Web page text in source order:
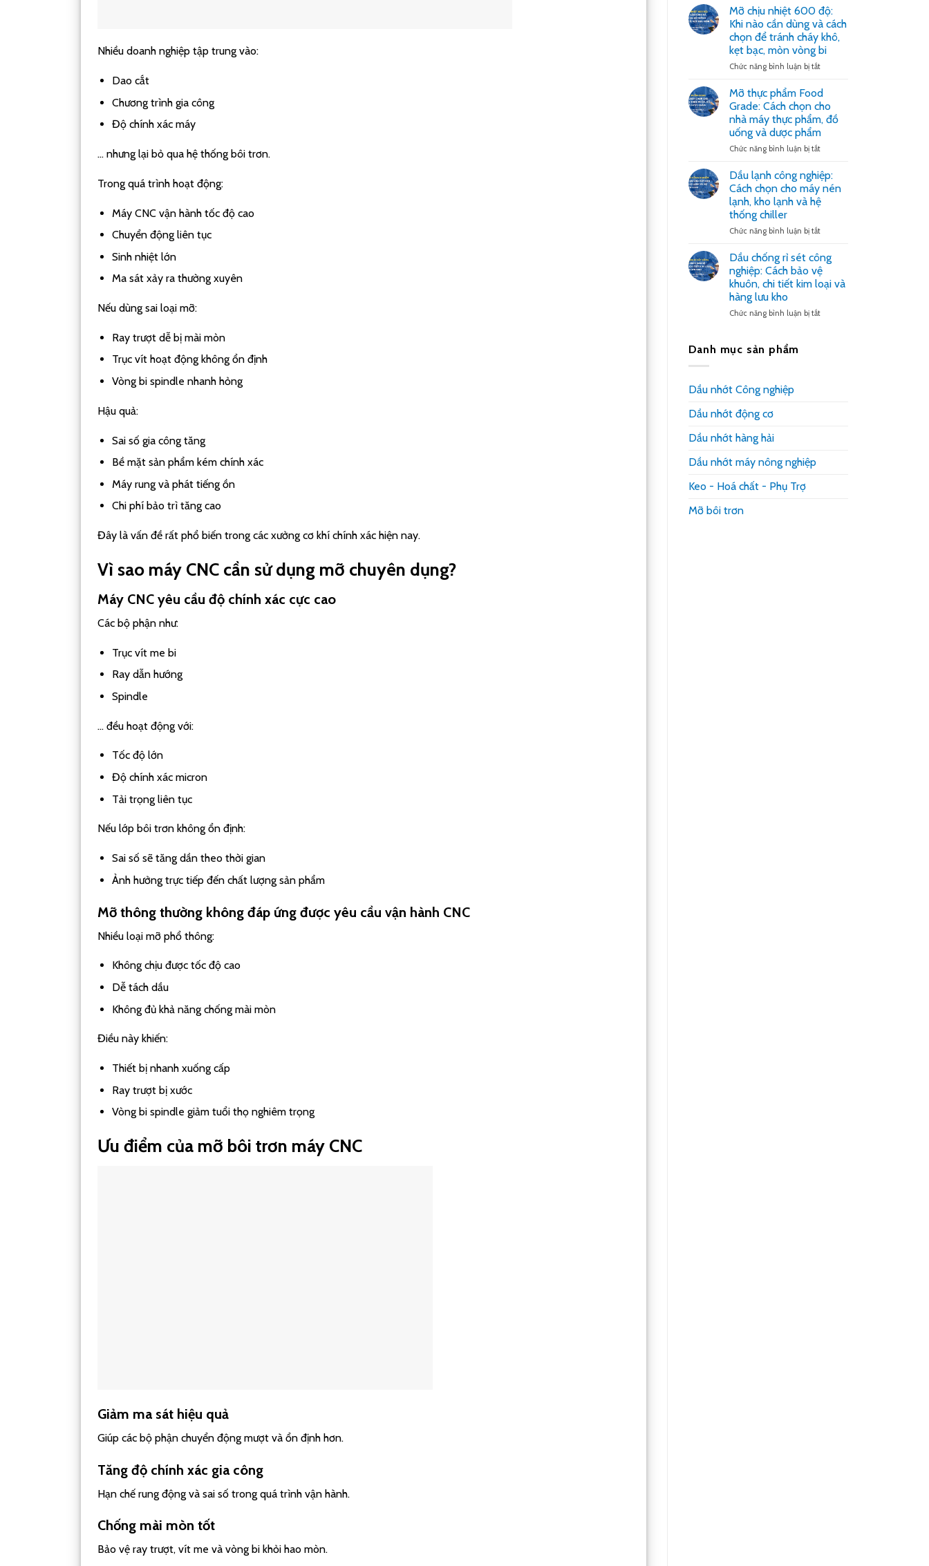
Nhiều doanh nghiệp tập trung vào:
Dao cắt
Chương trình gia công
Độ chính xác máy
… nhưng lại bỏ qua hệ thống bôi trơn.
Trong quá trình hoạt động:
Máy CNC vận hành tốc độ cao
Chuyển động liên tục
Sinh nhiệt lớn
Ma sát xảy ra thường xuyên
Nếu dùng sai loại mỡ:
Ray trượt dễ bị mài mòn
Trục vít hoạt động không ổn định
Vòng bi spindle nhanh hỏng
Hậu quả:
Sai số gia công tăng
Bề mặt sản phẩm kém chính xác
Máy rung và phát tiếng ồn
Chi phí bảo trì tăng cao
Đây là vấn đề rất phổ biến trong các xưởng cơ khí chính xác hiện nay.
Vì sao máy CNC cần sử dụng mỡ chuyên dụng?
Máy CNC yêu cầu độ chính xác cực cao
Các bộ phận như:
Trục vít me bi
Ray dẫn hướng
Spindle
… đều hoạt động với:
Tốc độ lớn
Độ chính xác micron
Tải trọng liên tục
Nếu lớp bôi trơn không ổn định:
Sai số sẽ tăng dần theo thời gian
Ảnh hưởng trực tiếp đến chất lượng sản phẩm
Mỡ thông thường không đáp ứng được yêu cầu vận hành CNC
Nhiều loại mỡ phổ thông:
Không chịu được tốc độ cao
Dễ tách dầu
Không đủ khả năng chống mài mòn
Điều này khiến:
Thiết bị nhanh xuống cấp
Ray trượt bị xước
Vòng bi spindle giảm tuổi thọ nghiêm trọng
Ưu điểm của mỡ bôi trơn máy CNC
Giảm ma sát hiệu quả
Giúp các bộ phận chuyển động mượt và ổn định hơn.
Tăng độ chính xác gia công
Hạn chế rung động và sai số trong quá trình vận hành.
Chống mài mòn tốt
Bảo vệ ray trượt, vít me và vòng bi khỏi hao mòn.
để
giảm
nóng
dao,
đẹp
bề
và
ổn
định
dung
dịch
rãnh
trượt
máy
CNC:
Cách
giúp
trượt
êm,
giảm
rung
giật
và
độ
chính
xác
gia
Mỡ chịu nhiệt 600 độ:
Khi nào cần dùng và cách
chọn để tránh cháy khô,
kẹt bạc, mòn vòng bi
Chức năng bình luận bị tắtở
chịu
nhiệt
600
độ:
Khi
cần
và
cách
chọn
cháy
kẹt
bạc,
mòn
vòng
Mỡ thực phẩm Food
Grade: Cách chọn cho
nhà máy thực phẩm, đồ
uống và dược phẩm
Chức năng bình luận bị tắtở
thực
phẩm
Food
Grade:
cho
máy
thực
phẩm,
đồ
và
Dầu lạnh công nghiệp:
Cách chọn cho máy nén
lạnh, kho lạnh và hệ
thống chiller
Chức năng bình luận bị tắtở
công
nghiệp:
Cách
máy
Dầu chống rỉ sét công
nghiệp: Cách bảo vệ
khuôn, chi tiết kim loại và
hàng lưu kho
Chức năng bình luận bị tắtở
Danh mục sản phẩm
Dầu nhớt Công nghiệp
Dầu nhớt động cơ
Dầu nhớt hàng hải
Dầu nhớt máy nông nghiệp
Keo - Hoá chất - Phụ Trợ
Mỡ bôi trơn